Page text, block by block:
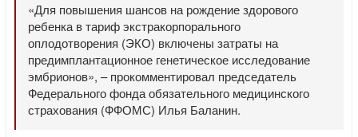
«Для повышения шансов на рождение здорового
ребенка в тариф экстракорпорального
оплодотворения (ЭКО) включены затраты на
предимплантационное генетическое исследование
эмбрионов», – прокомментировал председатель
Федерального фонда обязательного медицинского
страхования (ФФОМС) Илья Баланин.